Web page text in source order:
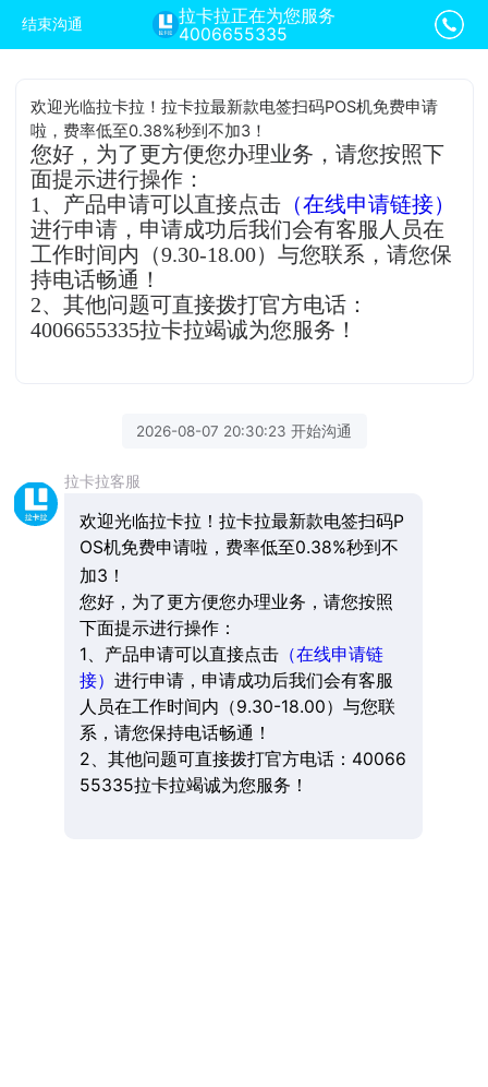
结束沟通
拉卡拉正在为您服务
4006655335
欢迎光临拉卡拉！拉卡拉最新款电签扫码POS机免费申请
啦，费率低至0.38%秒到不加3！
您好，为了更方便您办理业务，请您按照下
面提示进行操作：
1、产品申请可以直接点击 （在线申请链接）
进行申请，申请成功后我们会有客服人员在
工作时间内（9.30-18.00）与您联系，请您保
持电话畅通！
2、其他问题可直接拨打官方电话：
4006655335拉卡拉竭诚为您服务！
2026-08-07 20:30:23 开始沟通
拉卡拉客服
欢迎光临拉卡拉！拉卡拉最新款电签扫码P
OS机免费申请啦，费率低至0.38%秒到不
加3！
您好，为了更方便您办理业务，请您按照
下面提示进行操作：
1、产品申请可以直接点击（在线申请链
接） 进行申请，申请成功后我们会有客服
人员在工作时间内（9.30-18.00）与您联
系，请您保持电话畅通！
2、其他问题可直接拨打官方电话：40066
55335拉卡拉竭诚为您服务！